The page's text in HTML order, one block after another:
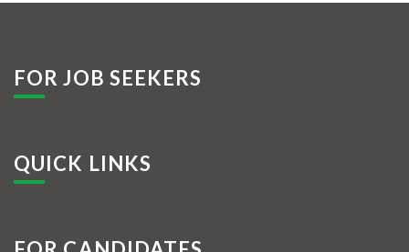
FOR JOB SEEKERS
QUICK LINKS